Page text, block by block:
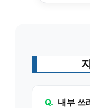
Q. 내부 쓰